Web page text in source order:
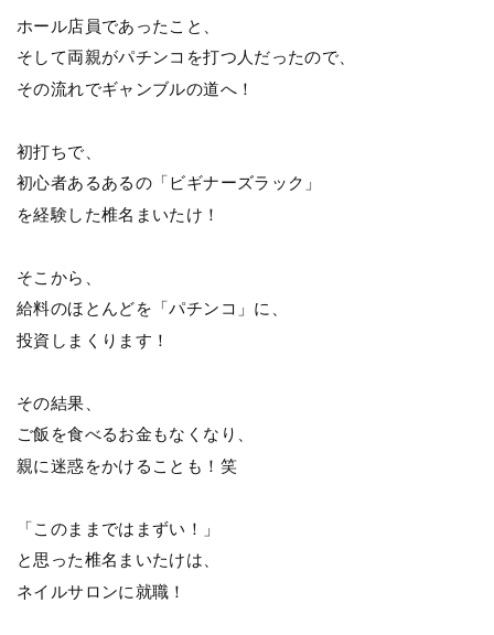
ホール店員であったこと、
そして両親がパチンコを打つ人だったので、
その流れでギャンブルの道へ！
初打ちで、
初心者あるあるの「ビギナーズラック」
を経験した椎名まいたけ！
そこから、
給料のほとんどを「パチンコ」に、
投資しまくります！
その結果、
ご飯を食べるお金もなくなり、
親に迷惑をかけることも！笑
「このままではまずい！」
と思った椎名まいたけは、
ネイルサロンに就職！